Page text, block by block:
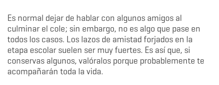
Es normal dejar de hablar con algunos amigos al
culminar el cole; sin embargo, no es algo que pase en
todos los casos. Los lazos de amistad forjados en la
etapa escolar suelen ser muy fuertes. Es así que, si
conservas algunos, valóralos porque probablemente te
acompañarán toda la vida.